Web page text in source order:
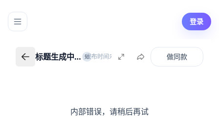
登录
标题生成中…
返回我的知识
标题生成中… 知 知识创作者
|发布时间未知 做同款
内部错误，请稍后再试